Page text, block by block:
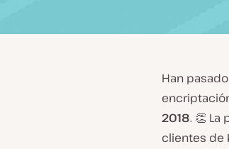
Han
2018. 👏
clientes de